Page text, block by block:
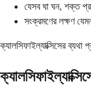
যেসব ঘা ঘন, শক্ত
সংক্রমণের লক্ষণ
ক্যালসিফাইল্যাক্সিসের